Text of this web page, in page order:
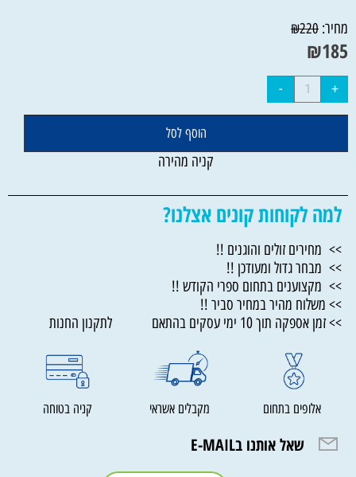
מחיר: ₪220
₪185
הוסף לסל
קניה מהירה
למה לקוחות קונים אצלנו?
>> מחירים זולים והוגנים !!
>> מבחר גדול ומעודכן !!
>> מקצוענים בתחום ספרי הקודש !!
>> משלוח מהיר במחיר סביר !!
>> זמן אספקה תוך 10 ימי עסקים בהתאם לתקנון החנות
אלופים בתחום מקבלים אשראי קניה בטוחה
שאל אותנו בE-MAIL